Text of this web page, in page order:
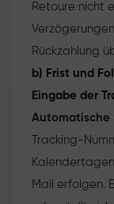
Retoure nicht
Rückzahlung
b) Frist und
Eingabe der
Automatische
Tracking-
Mail erfolgen.